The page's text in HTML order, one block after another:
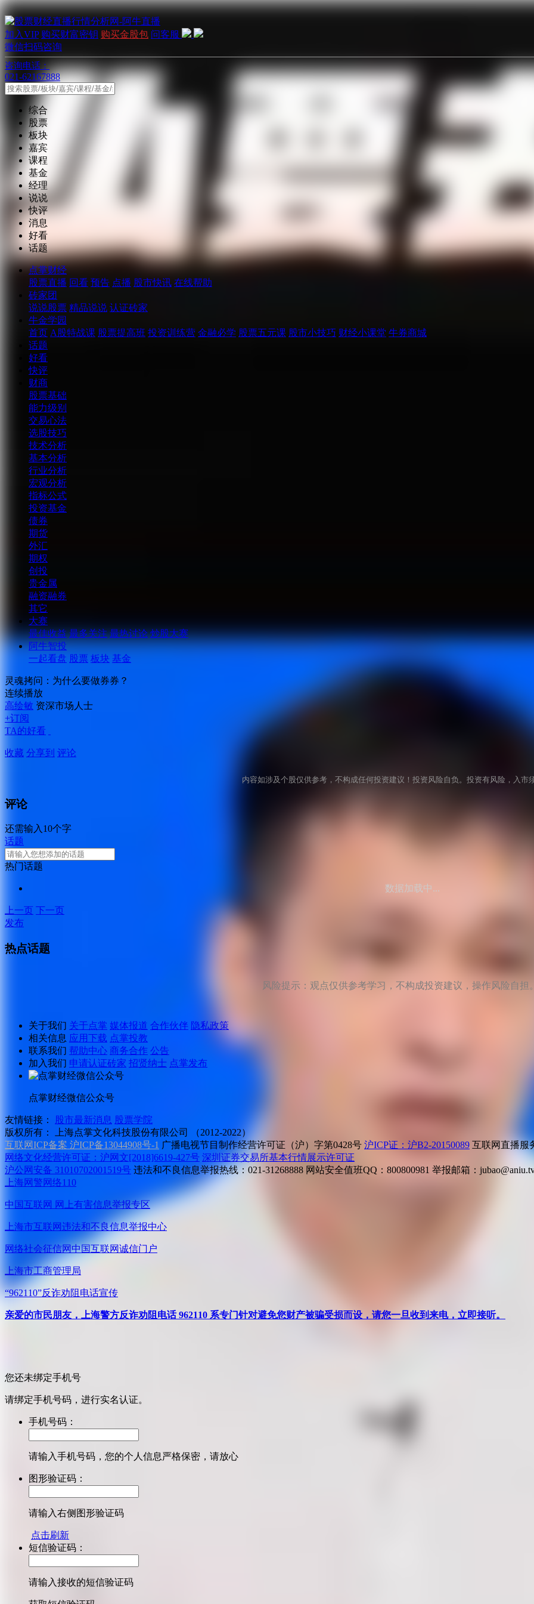
加入VIP 购买财富密钥 购买金股包 问客服
微信扫码咨询
咨询电话：
021-62167888
综合
股票
板块
嘉宾
课程
基金
经理
说说
快评
消息
好看
话题
点掌财经
股票直播 回看 预告 点播 股市快讯 在线帮助
砖家团
说说股票 精品说说 认证砖家
牛金学园
首页 A股特战课 股票提高班 投资训练营 金融必学 股票五元课 股市小技巧 财经小课堂 牛券商城
话题
好看
快评
财商
股票基础
能力级别
交易心法
选股技巧
技术分析
基本分析
行业分析
宏观分析
指标公式
投资基金
债券
期货
外汇
期权
创投
贵金属
融资融券
其它
大赛
最佳收益 最多关注 最热讨论 炒股大赛
阿牛智投
一起看盘 股票 板块 基金
灵魂拷问：为什么要做券券？
连续播放
高绘敏 资深市场人士
+订阅
TA的好看
收藏 分享到 评论
内容如涉及个股仅供参考，不构成任何投资建议！投资风险自负。投资有风险，入市
评论
还需输入10个字
话题
热门话题
数据加载中...
上一页 下一页
发布
热点话题
风险提示：观点仅供参考学习，不构成投资建议，操作风险自担
关于我们 关于点掌 媒体报道 合作伙伴 隐私政策
相关信息 应用下载 点掌投教
联系我们 帮助中心 商务合作 公告
加入我们 申请认证砖家 招贤纳士 点掌发布
点掌财经微信公众号
友情链接： 股市最新消息 股票学院
版权所有：
上海点掌文化科技股份有限公司 （2012-2022）
互联网ICP备案 沪ICP备13044908号-1 广播电视节目制作经营许可证（沪）字第0428号 沪ICP证：沪B2-20150089 互联网直播服
网络文化经营许可证：沪网文[2018]6619-427号 深圳证券交易所基本行情展示许可证
沪公网安备 31010702001519号 违法和不良信息举报热线：021-31268888 网站安全值班QQ：800800981 举报邮箱：
上海网警网络110
中国互联网 网上有害信息举报专区
上海市互联网违法和不良信息举报中心
网络社会征信网中国互联网诚信门户
上海市工商管理局
“962110”反诈劝阻电话宣传
亲爱的市民朋友，上海警方反诈劝阻电话 962110 系专门针对避免您财产被骗受损而设，请您一旦收到来电，立即接听。
您还未绑定手机号
请绑定手机号码，进行实名认证。
手机号码：
请输入手机号码，您的个人信息严格保密，请放心
图形验证码：
请输入右侧图形验证码
点击刷新
短信验证码：
请输入接收的短信验证码